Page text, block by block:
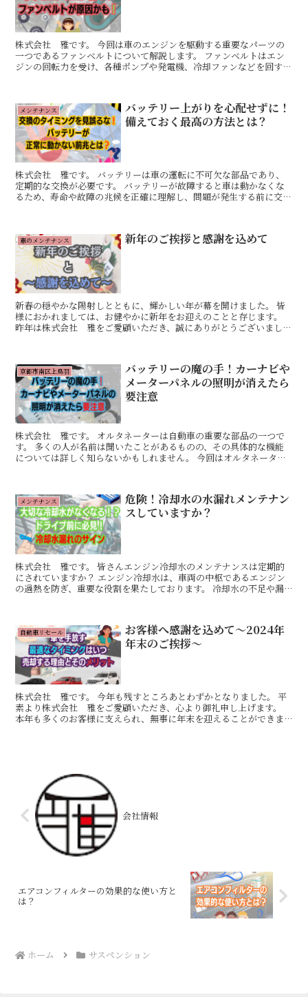
株式会社 雅です。 今回は車のエンジンを駆動する重要なパーツの
一つであるファンベルトについて解説します。 ファンベルトはエン
ジンの回転力を受け、各種ポンプや発電機、冷却ファンなどを回す役
メンテナンス
バッテリー上がりを心配せずに！
備えておく最高の方法とは？
株式会社 雅です。 バッテリーは車の運転に不可欠な部品であり、
定期的な交換が必要です。 バッテリーが故障すると車は動かなくな
るため、寿命や故障の兆候を正確に理解し、問題が発生する前に交換
車のメンテナンス 新年のご挨拶と感謝を込めて
新春の穏やかな陽射しとともに、輝かしい年が幕を開けました。 皆
様におかれましては、お健やかに新年をお迎えのことと存じます。
昨年は株式会社 雅をご愛顧いただき、誠にありがとうございまし
京都市南区上鳥羽
バッテリーの魔の手！カーナビや
メーターパネルの照明が消えたら
要注意
株式会社 雅です。 オルタネーターは自動車の重要な部品の一つで
す。 多くの人が名前は聞いたことがあるものの、その具体的な機能
については詳しく知らないかもしれません。 今回はオルタネーター
メンテナンス
危険！冷却水の水漏れメンテナン
スしていますか？
株式会社 雅です。 皆さんエンジン冷却水のメンテナンスは定期的
にされていますか？ エンジン冷却水は、車両の中枢であるエンジン
の過熱を防ぎ、重要な役割を果たしております。 冷却水の不足や漏
自動車リセール
お客様へ感謝を込めて～2024年
年末のご挨拶～
株式会社 雅です。 今年も残すところあとわずかとなりました。 平
素より株式会社 雅をご愛顧いただき、心より御礼申し上げます。
本年も多くのお客様に支えられ、無事に年末を迎えることができま
会社情報
エアコンフィルターの効果的な使い方と
は？
ホーム サスペンション